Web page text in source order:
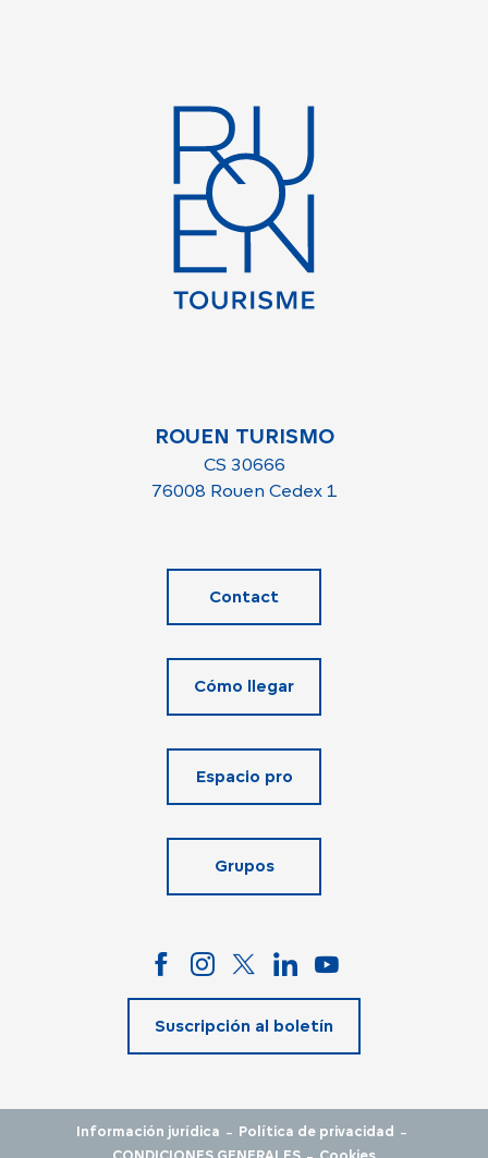
ROUEN TURISMO
CS 30666
76008 Rouen Cedex 1
Contact
Cómo llegar
Espacio pro
Grupos
Suscripción al boletín
Información jurídica - Política de privacidad -